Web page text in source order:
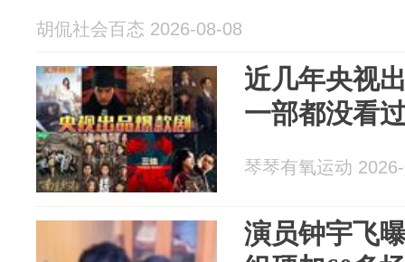
胡侃社会百态 2026-08-08
近几年央视
一部都没看
琴琴有氧运动
演员钟宇飞